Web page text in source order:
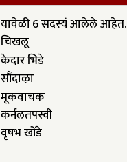
यावेळी 6 सदस्यं आलेले आहेत.
चिखलू
केदार भिडे
सौंदाऴा
मूकवाचक
कर्नलतपस्वी
वृषभ खोंडे